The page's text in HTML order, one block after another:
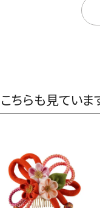
ちらも見ていま